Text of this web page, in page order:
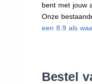
bent met jouw
Onze
een 8.9 als
Bestel